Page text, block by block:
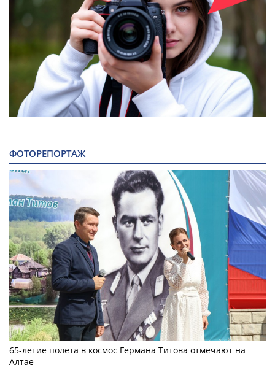
ФОТОРЕПОРТАЖ
65-летие полета в космос Германа Титова отмечают на
Алтае